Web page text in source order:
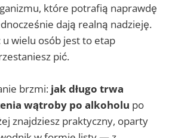
które potrafią naprawdę
dają realną nadzieję.
wielu osób jest to etap
pić.
brzmi: jak długo trwa
wątroby po alkoholu po
znajdziesz praktyczny, oparty